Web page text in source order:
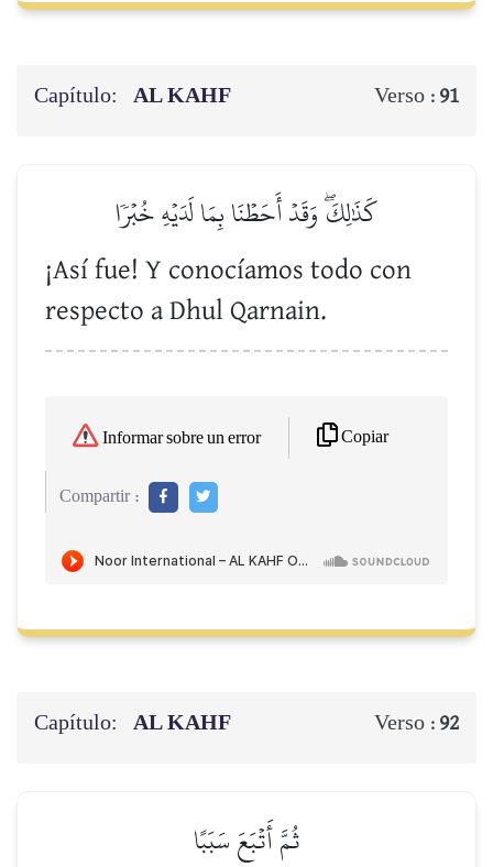
Capítulo: AL KAHF Verso : 91
كَذَٰلِكَۖ وَقَدۡ أَحَطۡنَا بِمَا لَدَيۡهِ خُبۡرٗا
¡Así fue! Y conocíamos todo con
respecto a Dhul Qarnain.
Informar sobre un error Copiar
Compartir :
Capítulo: AL KAHF Verso : 92
ثُمَّ أَتۡبَعَ سَبَبًا